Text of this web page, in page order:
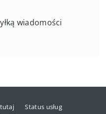
wiadomości
Status usług